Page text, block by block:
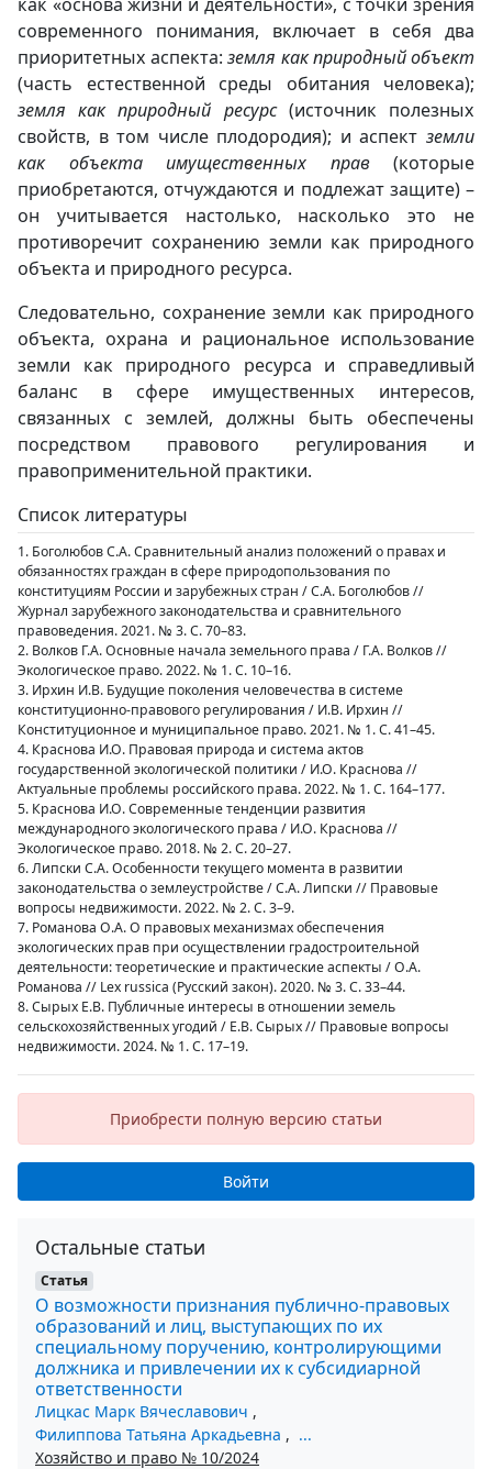
современного понимания, включает в себя два
приоритетных аспекта:земля как природный объект
(часть естественной среды обитания человека);
земля как природный ресурс(источник полезных
свойств, в том числе плодородия); и аспект земли
как объекта имущественных прав (которые
приобретаются, отчуждаются и подлежат защите) –
он учитывается настолько, насколько это не
противоречит сохранению земли как природного
объекта и природного ресурса.
Следовательно, сохранение земли как природного
объекта, охрана и рациональное использование
земли как природного ресурса и справедливый
баланс в сфере имущественных интересов,
связанных с землей, должны быть обеспечены
посредством правового регулирования и
правоприменительной практики.
Список литературы
1. Боголюбов С.А. Сравнительный анализ положений о правах и
обязанностях граждан в сфере природопользования по
конституциям России и зарубежных стран / С.А. Боголюбов //
Журнал зарубежного законодательства и сравнительного
правоведения. 2021. № 3. С. 70–83.
2. Волков Г.А. Основные начала земельного права / Г.А. Волков //
Экологическое право. 2022. № 1. С. 10–16.
3. Ирхин И.В. Будущие поколения человечества в системе
конституционно-правового регулирования / И.В. Ирхин //
Конституционное и муниципальное право. 2021. № 1. С. 41–45.
4. Краснова И.О. Правовая природа и система актов
государственной экологической политики / И.О. Краснова //
Актуальные проблемы российского права. 2022. № 1. С. 164–177.
5. Краснова И.О. Современные тенденции развития
международного экологического права / И.О. Краснова //
Экологическое право. 2018. № 2. С. 20–27.
6. Липски С.А. Особенности текущего момента в развитии
законодательства о землеустройстве / С.А. Липски // Правовые
вопросы недвижимости. 2022. № 2. С. 3–9.
7. Романова О.А. О правовых механизмах обеспечения
экологических прав при осуществлении градостроительной
деятельности: теоретические и практические аспекты / О.А.
Романова // Lex russica (Русский закон). 2020. № 3. С. 33–44.
8. Сырых Е.В. Публичные интересы в отношении земель
сельскохозяйственных угодий / Е.В. Cырых // Правовые вопросы
недвижимости. 2024. № 1. С. 17–19.
Приобрести полную версию статьи
Войти
Остальные статьи
Статья
О возможности признания публично-правовых
образований и лиц, выступающих по их
специальному поручению, контролирующими
должника и привлечении их к субсидиарной
ответственности
Лицкас Марк Вячеславович ,
Филиппова Татьяна Аркадьевна , ...
Хозяйство и право № 10/2024